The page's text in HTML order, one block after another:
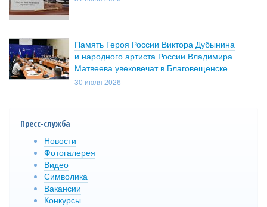
Память Героя России Виктора Дубынина
и народного артиста России Владимира
Матвеева увековечат в Благовещенске
30 июля 2026
Пресс-служба
Новости
Фотогалерея
Видео
Символика
Вакансии
Конкурсы